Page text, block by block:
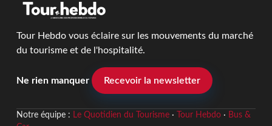
Tour Hebdo vous éclaire sur les mouvements du marché
du tourisme et de l'hospitalité.
Ne rien manquer Recevoir la newsletter
Notre équipe : Le Quotidien du Tourisme· Tour Hebdo· Bus &